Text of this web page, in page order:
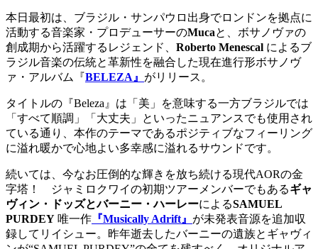
本日最初は、ブラジル・サンパウロ出身でロンドンを拠点に
活動する音楽家・プロデューサーのMucaと、ボサノヴァの
創成期から活躍するレジェンド、 Roberto Menescal によるブ
ラジル音楽の伝統と革新性を融合した現在進行形ボサノヴ
ァ・アルバム『BELEZA』 がリリース。
タイトルの『Beleza』は「美」を意味する一方ブラジルでは
「すべて順調」「大丈夫」といったニュアンスでも使用され
ている通り、本作のテーマであるポジティブなフィーリング
に溢れ暖かで心地よい多幸感に溢れるサウンドです。
続いては、今なお圧倒的な輝きを放ち続ける現代AORの金
字塔！ ジャミロクワイの初期ツアーメンバーでもあるギャ
ヴィン・ドッズとバーニー・ハーレーによるSAMUEL
PURDEY 唯一作 『Musically Adrift』 が未発表音源を追加収
録してリイシュー。昨年逝去したバーニーの遺族とギャヴィ